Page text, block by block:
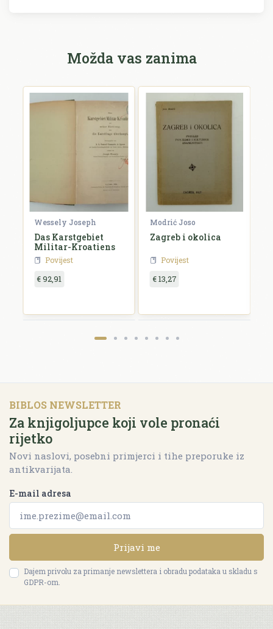
Možda vas zanima
Wessely Joseph
Das Karstgebiet
Militar-Kroatiens
Povijest
€ 92,91
Modrić Joso
Zagreb i okolica
Povijest
€ 13,27
BIBLOS NEWSLETTER
Za knjigoljupce koji vole pronaći
rijetko
Novi naslovi, posebni primjerci i tihe preporuke iz
antikvarijata.
E-mail adresa
Prijavi me
Dajem privolu za primanje newslettera i obradu podataka u skladu s
GDPR-om.